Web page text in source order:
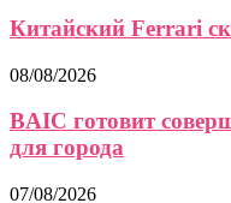
Китайский Ferrari
08/08/2026
BAIC готовит
для города
07/08/2026